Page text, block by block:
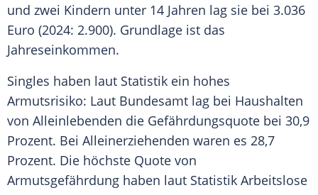
und zwei Kindern unter 14 Jahren lag sie bei 3.036
Euro (2024: 2.900). Grundlage ist das
Jahreseinkommen.
Singles haben laut Statistik ein hohes
Armutsrisiko: Laut Bundesamt lag bei Haushalten
von Alleinlebenden die Gefährdungsquote bei 30,9
Prozent. Bei Alleinerziehenden waren es 28,7
Prozent. Die höchste Quote von
Armutsgefährdung haben laut Statistik Arbeitslose